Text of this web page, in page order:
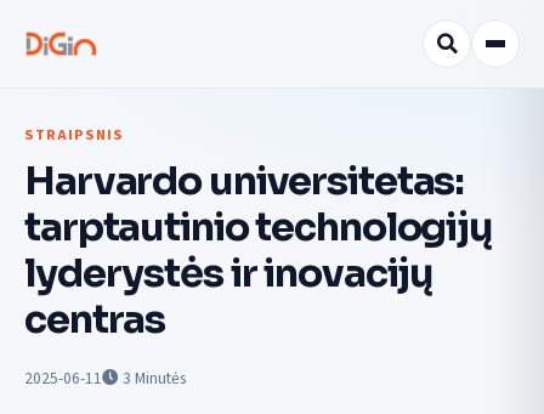
STRAIPSNIS
Harvardo universitetas:
tarptautinio technologijų
lyderystės ir inovacijų
centras
2025-06-11 3 Minutės